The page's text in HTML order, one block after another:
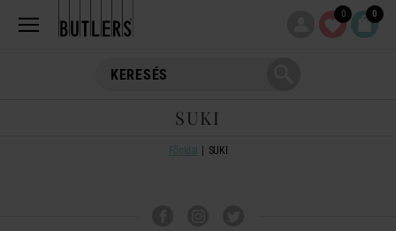
0 0
SUKI
Főoldal SUKI